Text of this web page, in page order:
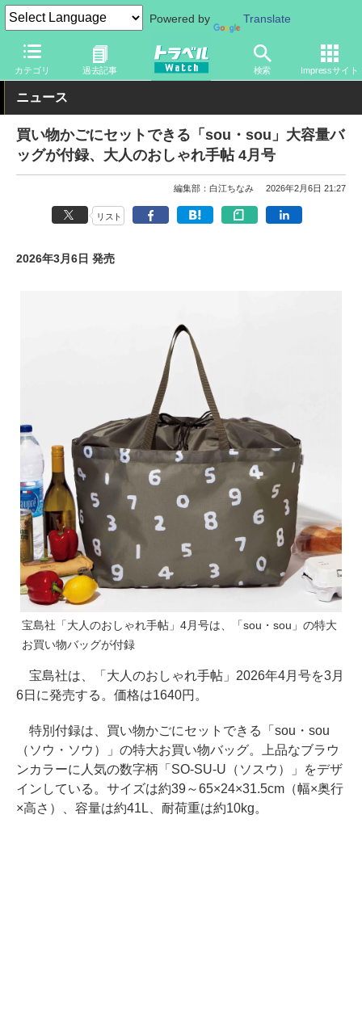
Powered by Translate
カテゴリ 過去記事 検索 Impressサイト
トラベル Watch 旅のアイテム 旅行グッズ バッグ
ニュース
買い物かごにセットできる「sou・sou」大容量バ
ッグが付録、大人のおしゃれ手帖 4月号
編集部：白江ちなみ 2026年2月6日 21:27
リスト
2026年3月6日 発売
宝島社「大人のおしゃれ手帖」4月号は、「sou・sou」の特大
お買い物バッグが付録
宝島社は、「大人のおしゃれ手帖」2026年4月号を3月
6日に発売する。価格は1640円。
特別付録は、買い物かごにセットできる「sou・sou
（ソウ・ソウ）」の特大お買い物バッグ。上品なブラウ
ンカラーに人気の数字柄「SO-SU-U（ソスウ）」をデザ
インしている。サイズは約39～65×24×31.5cm（幅×奥行
×高さ）、容量は約41L、耐荷重は約10kg。